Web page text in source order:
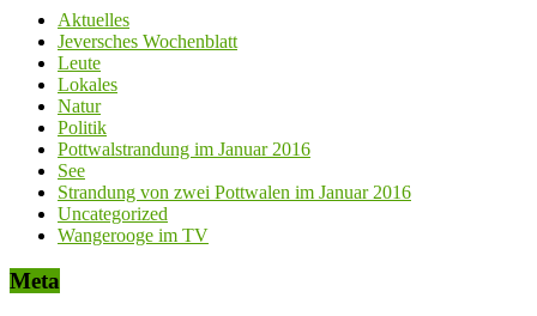
Aktuelles
Jeversches Wochenblatt
Leute
Lokales
Natur
Politik
Pottwalstrandung im Januar 2016
See
Strandung von zwei Pottwalen im Januar 2016
Uncategorized
Wangerooge im TV
Meta